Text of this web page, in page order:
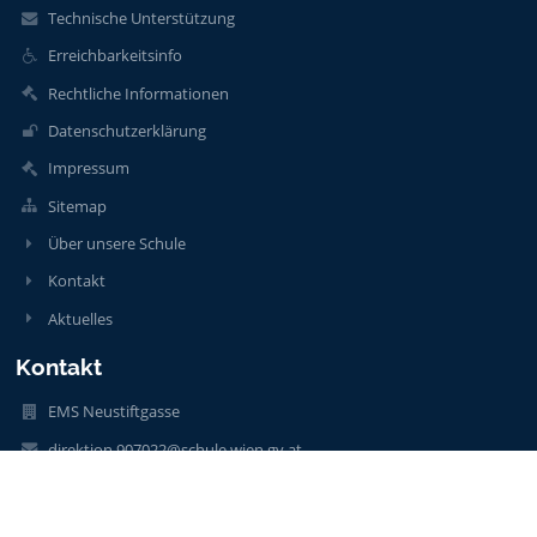
Technische Unterstützung
Erreichbarkeitsinfo
Rechtliche Informationen
Datenschutzerklärung
Impressum
Sitemap
Über unsere Schule
Kontakt
Aktuelles
Kontakt
EMS Neustiftgasse
direktion.907022@schule.wien.gv.at